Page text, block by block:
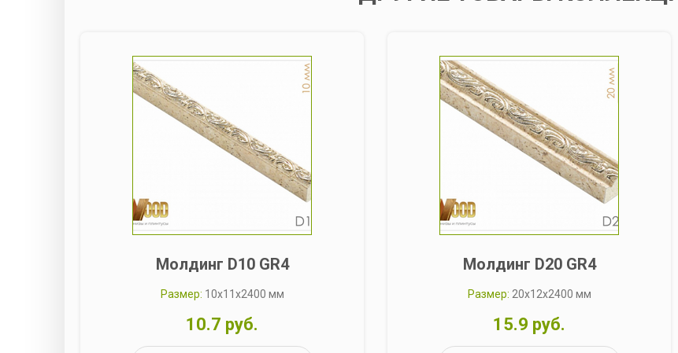
Молдинг D10 GR4
Размер: 10x11x2400 мм
10.7 руб.
Молдинг D20 GR4
Размер: 20x12x2400 мм
15.9 руб.